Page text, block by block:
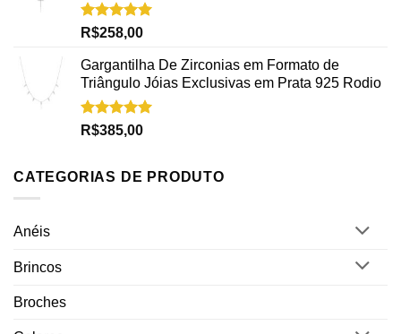
Avaliação
R$258,00
Gargantilha De Zirconias em Formato de
Triângulo Jóias Exclusivas em Prata 925 Rodio
Avaliação
R$385,00
CATEGORIAS DE PRODUTO
Anéis
Brincos
Broches